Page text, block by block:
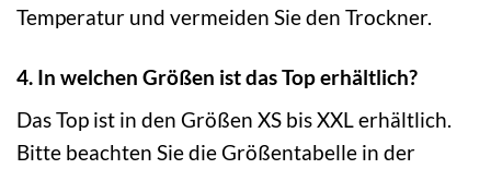
Temperatur und vermeiden Sie den Trockner.
4. In welchen Größen ist das Top erhältlich?
Das Top ist in den Größen XS bis XXL erhältlich.
Bitte beachten Sie die Größentabelle in der